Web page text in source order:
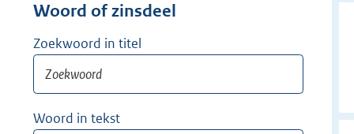
Woord of zinsdeel
Zoekwoord in titel
Woord in tekst